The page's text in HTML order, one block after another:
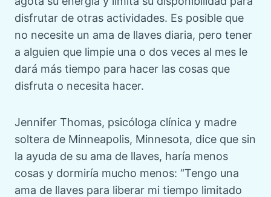
disfrutar de otras actividades. Es posible que
no necesite un ama de llaves diaria, pero tener
a alguien que limpie una o dos veces al mes le
dará más tiempo para hacer las cosas que
disfruta o necesita hacer.
Jennifer Thomas, psicóloga clínica y madre
soltera de Minneapolis, Minnesota, dice que sin
la ayuda de su ama de llaves, haría menos
cosas y dormiría mucho menos: “Tengo una
ama de llaves para liberar mi tiempo limitado